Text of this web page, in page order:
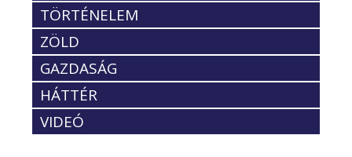
TÖRTÉNELEM
ZÖLD
GAZDASÁG
HÁTTÉR
VIDEÓ